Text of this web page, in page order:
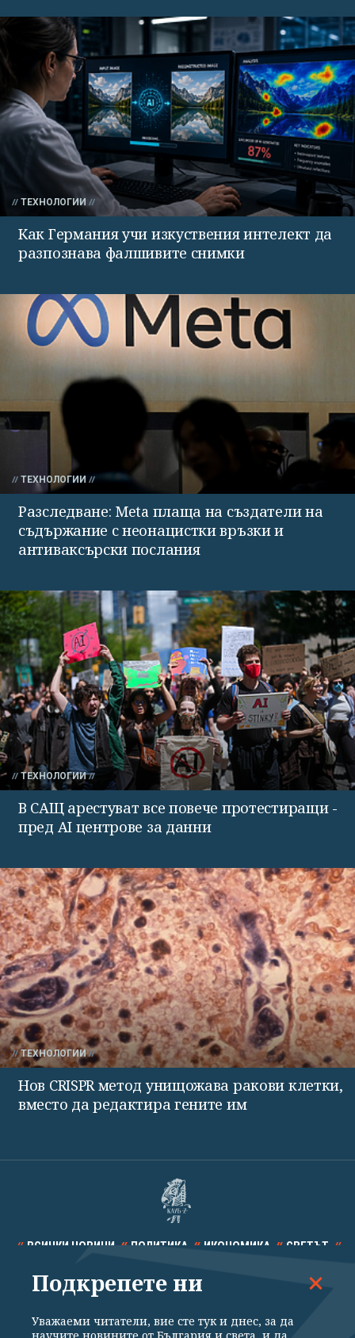
ТЕХНОЛОГИИ
Как Германия учи изкуствения интелект да
разпознава фалшивите снимки
ТЕХНОЛОГИИ
Разследване: Meta плаща на създатели на
съдържание с неонацистки връзки и
антиваксърски послания
ТЕХНОЛОГИИ
В САЩ арестуват все повече протестиращи -
пред AI центрове за данни
ТЕХНОЛОГИИ
Нов CRISPR метод унищожава ракови клетки,
вместо да редактира гените им
ВСИЧКИ НОВИНИ ПОЛИТИКА ИКОНОМИКА СВЕТЪТ
СПОРТ КУЛТУРА ТЕХНОЛОГИИ КАЛЕЙДОСКОП
Подкрепете ни
Уважаеми читатели, вие сте тук и днес, за да